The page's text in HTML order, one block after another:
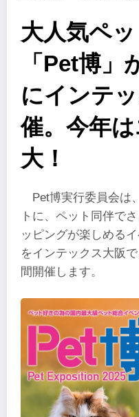
大人気ペ
「Pet博」
にインテ
催。今年
大！
Pet博実行委員会は
トに、ペット同伴で
ッピングが楽しめる
をインテックス大阪
間開催します。